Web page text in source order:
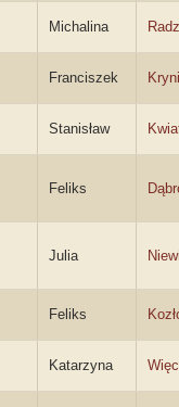
Michalina
Franciszek
Stanisław
Feliks
Julia
Feliks
Katarzyna